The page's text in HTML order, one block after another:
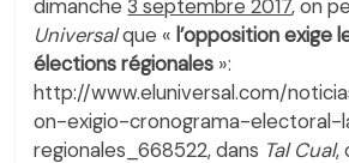
dimanche3 septembre 2017, on
Universalque « l’opposition exige
élections régionales »:
http://www.eluniversal.com/
on-exigio-cronograma-electoral-
regionales_668522, dans Tal Cual,